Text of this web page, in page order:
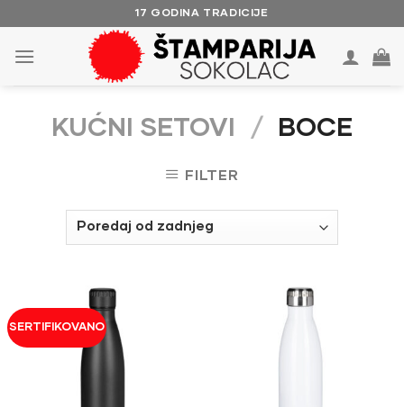
content
17 GODINA TRADICIJE
KUĆNI SETOVI / BOCE
FILTER
SERTIFIKOVANO